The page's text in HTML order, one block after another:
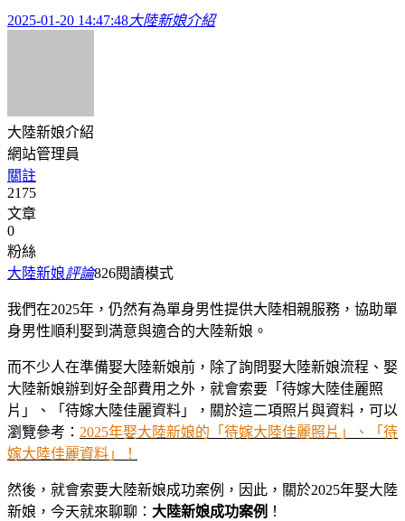
2025-01-20 14:47:48大陸新娘介紹
大陸新娘介紹
網站管理員
關註
2175
文章
0
粉絲
大陸新娘評論826閱讀模式
我們在2025年，仍然有為單身男性提供大陸相親服務，協助單
身男性順利娶到満意與適合的大陸新娘。
而不少人在準備娶大陸新娘前，除了詢問娶大陸新娘流程、娶
大陸新娘辦到好全部費用之外，就會索要「待嫁大陸佳麗照
片」、「待嫁大陸佳麗資料」，關於這二項照片與資料，可以
瀏覽參考： 2025年娶大陸新娘的「待嫁大陸佳麗照片」、「待
嫁大陸佳麗資料」！
然後，就會索要大陸新娘成功案例，因此，關於2025年娶大陸
新娘，今天就來聊聊： 大陸新娘成功案例 ！